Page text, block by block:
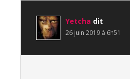
lecteur
Yetcha dit
26 juin 2019 à 6h51